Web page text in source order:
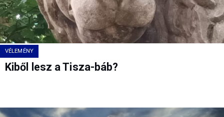
VÉLEMÉNY
Kiből lesz a Tisza-báb?